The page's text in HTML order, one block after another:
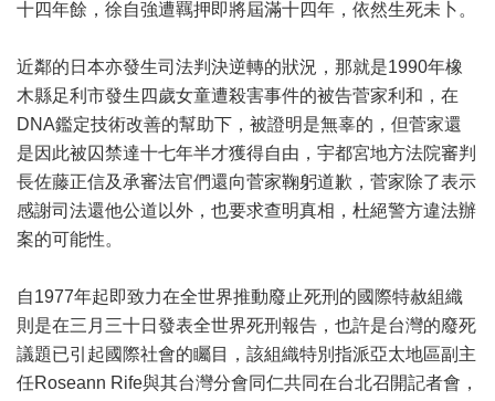
十四年餘，徐自強遭羈押即將屆滿十四年，依然生死未卜。
近鄰的日本亦發生司法判決逆轉的狀況，那就是1990年橡
木縣足利市發生四歲女童遭殺害事件的被告菅家利和，在
DNA鑑定技術改善的幫助下，被證明是無辜的，但菅家還
是因此被囚禁達十七年半才獲得自由，宇都宮地方法院審判
長佐藤正信及承審法官們還向菅家鞠躬道歉，菅家除了表示
感謝司法還他公道以外，也要求查明真相，杜絕警方違法辦
案的可能性。
自1977年起即致力在全世界推動廢止死刑的國際特赦組織
則是在三月三十日發表全世界死刑報告，也許是台灣的廢死
議題已引起國際社會的矚目，該組織特別指派亞太地區副主
任Roseann Rife與其台灣分會同仁共同在台北召開記者會，